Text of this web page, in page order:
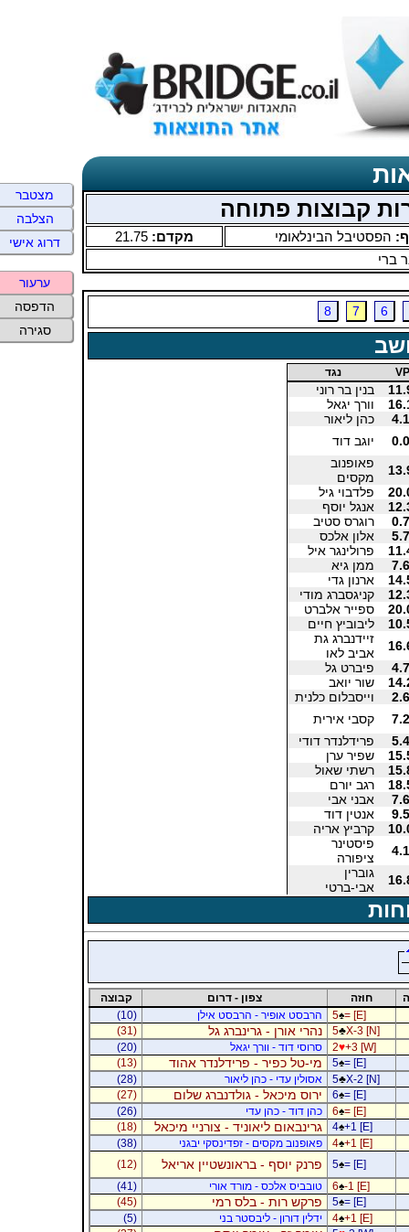
הפסטיבל הבינלאומי מקדם: 21.75
ברי
6
7
8
VP נגד
בנין בר רוני
וורך יגאל
כהן ליאור
יוגב דוד
פאופנוב
מקסים
פלדבוי גיל
אנגל יוסף
רוגרס סטיב
אלון אלכס
פרולינגר איל
ממן גיא
ארנון גדי
קניגסברג מודי
ספייר אלברט
ליבוביץ חיים
זיידנברג גת
אביב לאו
פיברט גל
שור יואב
וייסבלום כלנית
קסבי אירית
פרידלנדר דודי
שפיר ערן
רשתי שאול
רגב יורם
אבני אבי
אנטין דוד
קרביץ אריה
פיסטינר
ציפורה
גוברין
אבי-ברטי
חוזה צפון - דרום
קבוצה
5♠= [E] הרבסט אופיר - הרבסט אילן
(10)
5♣X-3 [N] נהרי אורן - גרינברג גל
(31)
2♥+3 [W] סרוסי דוד - וורך יגאל
(20)
5♠= [E] מי-טל כפיר - פרידלנדר אהוד
(13)
5♣X-2 [N] אסולין עדי - כהן ליאור
(28)
6♠= [E] ירוס מיכאל - גולדנברג שלום
(27)
6♠= [E] כהן דוד - כהן עדי
(26)
4♠+1 [E] גרינבאום ליאוניד - צורניי מיכאל
(18)
4♠+1 [E] פאופנוב מקסים - זפדינסקי יבגני
(38)
5♠= [E] פרנק יוסף - בראונשטיין אריאל
(12)
6♠-1 [E] טובביס אלכס - מורד אורי
(41)
5♠= [E] פרקש רות - בלס רמי
(45)
4♠+1 [E] ידלין דורון - ליבסטר בני
(5)
מצטבר
הצלבה
דרוג אישי
ערעור
הדפסה
סגירה